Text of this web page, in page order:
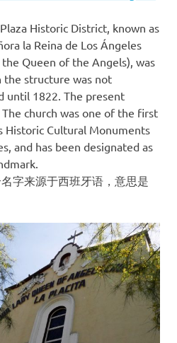
Historic District, known as
la Reina de Los Ángeles
Queen of the Angels), was
the structure was not
until 1822. The present
church was one of the first
Historic Cultural Monuments
and has been designated as
字来源于西班牙语，意思是